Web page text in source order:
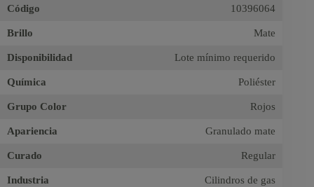
Código 10396064
Brillo Mate
Disponibilidad Lote mínimo requerido
Química Poliéster
Grupo Color Rojos
Apariencia Granulado mate
Curado Regular
Industria
Cilindros de gas